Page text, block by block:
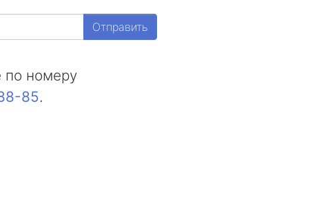
Отправить
по номеру
85.